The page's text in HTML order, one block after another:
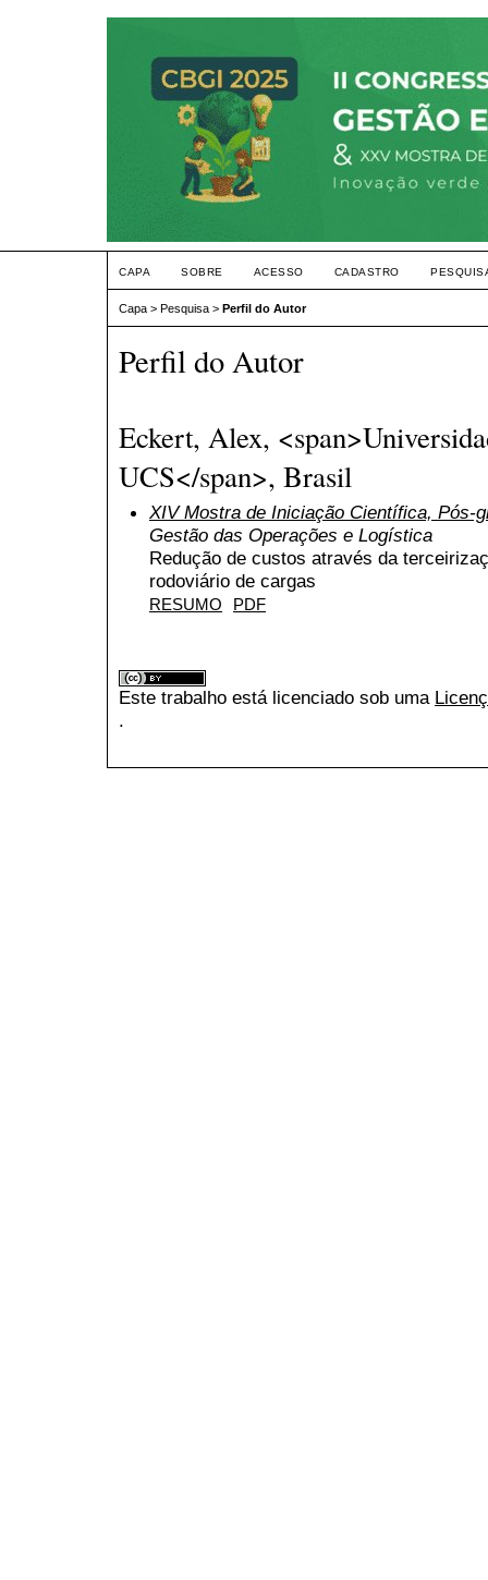
CAPA SOBRE ACESSO CADASTRO
Capa > Pesquisa > Perfil do Autor
Perfil do Autor
Eckert, Alex,
UCS</span>, Brasil
XIV Mostra de Iniciação Científica, Pós-
Gestão das Operações e Logística
Redução de custos através da
rodoviário de cargas
RESUMO PDF
Este trabalho está licenciado sob uma
.